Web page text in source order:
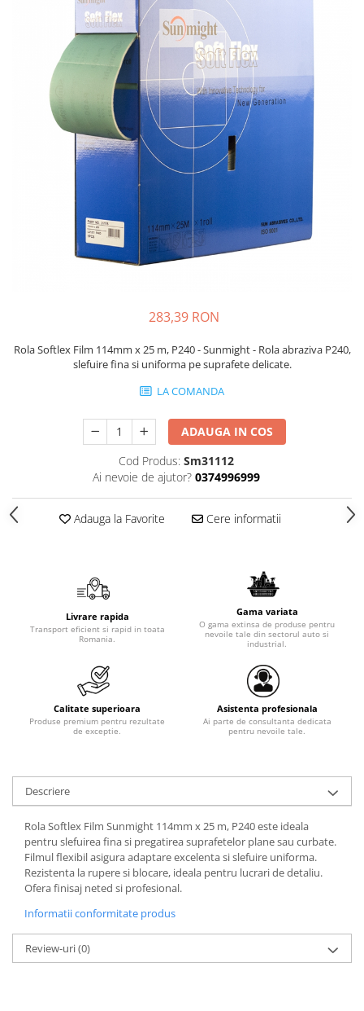
Protectie piele
Protectie vizuala
Sisteme si pahare PPS
Pahare de amestec
Curatare
283,39 RON
Rola Softlex Film 114mm x 25 m, P240 - Sunmight - Rola abraziva P240,
slefuire fina si uniforma pe suprafete delicate.
LA COMANDA
ADAUGA IN COS
Cod Produs: Sm31112
Ai nevoie de ajutor? 0374996999
Adauga la Favorite Cere informatii
Livrare rapida
Transport eficient si rapid in toata
Romania.
Gama variata
O gama extinsa de produse pentru
nevoile tale din sectorul auto si
industrial.
Calitate superioara
Produse premium pentru rezultate
de exceptie.
Asistenta profesionala
Ai parte de consultanta dedicata
pentru nevoile tale.
Descriere
Rola Softlex Film Sunmight 114mm x 25 m, P240 este ideala
pentru slefuirea fina si pregatirea suprafetelor plane sau curbate.
Filmul flexibil asigura adaptare excelenta si slefuire uniforma.
Rezistenta la rupere si blocare, ideala pentru lucrari de detaliu.
Ofera finisaj neted si profesional.
Informatii conformitate produs
Review-uri(0)